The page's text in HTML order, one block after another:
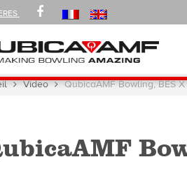
FOLLOW
US
FACEBOOK
Video QubicaAMF Bowling, BES